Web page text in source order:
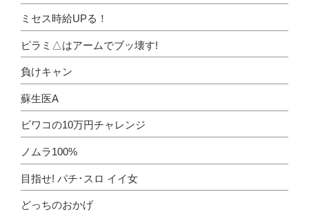
ミセス時給UPる！
ピラミ△はアームでブッ壊す!
負けキャン
蘇生医A
ビワコの10万円チャレンジ
ノムラ100%
目指せ! パチ･スロ イイ女
どっちのおかげ